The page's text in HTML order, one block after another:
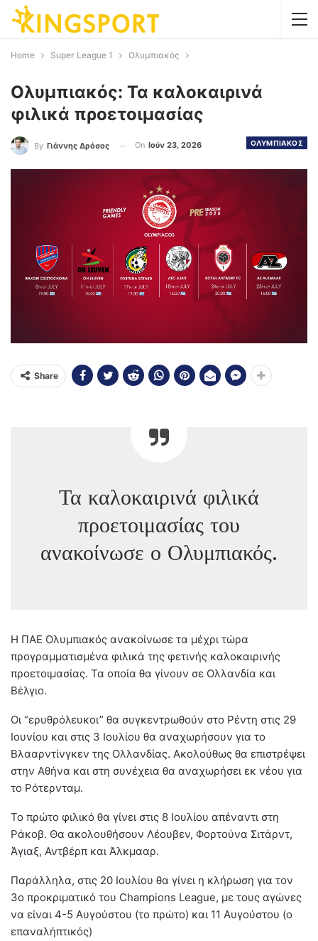
Home Super League 1 Ολυμπιακός
Ολυμπιακός: Τα καλοκαιρινά
φιλικά προετοιμασίας
ΟΛΥΜΠΙΑΚΟΣ
By Γιάννης Δρόσος On Ιούν 23, 2026
Share
Τα καλοκαιρινά φιλικά
προετοιμασίας του
ανακοίνωσε ο Ολυμπιακός.
Η ΠΑΕ Ολυμπιακός ανακοίνωσε τα μέχρι τώρα
προγραμματισμένα φιλικά της φετινής καλοκαιρινής
προετοιμασίας. Τα οποία θα γίνουν σε Ολλανδία και
Βέλγιο.
Οι “ερυθρόλευκοι” θα συγκεντρωθούν στο Ρέντη στις 29
Ιουνίου και στις 3 Ιουλίου θα αναχωρήσουν για το
Βλααρντίνγκεν της Ολλανδίας. Ακολούθως θα επιστρέψει
στην Αθήνα και στη συνέχεια θα αναχωρήσει εκ νέου για
το Ρότερνταμ.
Το πρώτο φιλικό θα γίνει στις 8 Ιουλίου απέναντι στη
Ράκοβ. Θα ακολουθήσουν Λέουβεν, Φορτούνα Σιτάρντ,
Άγιαξ, Αντβέρπ και Άλκμααρ.
Παράλληλα, στις 20 Ιουλίου θα γίνει η κλήρωση για τον
3ο προκριματικό του Champions League, με τους αγώνες
να είναι 4-5 Αυγούστου (το πρώτο) και 11 Αυγούστου (ο
επαναλήπτικός)